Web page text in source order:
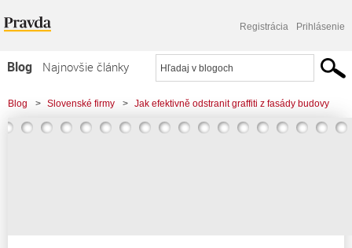
Registrácia Prihlásenie
Blog
Najnovšie články
Najčítanejšie články
Najkomentovanejšie články
Blog > Slovenské firmy > Jak efektivně odstranit graffiti z fasády budovy